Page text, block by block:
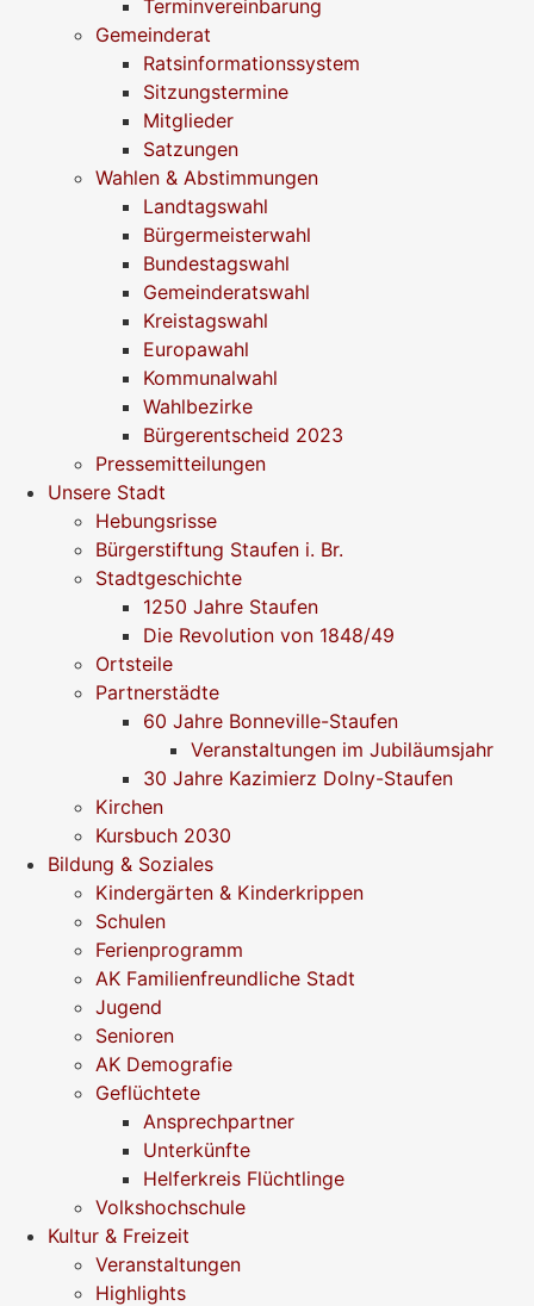
Terminvereinbarung
Gemeinderat
Ratsinformationssystem
Sitzungstermine
Mitglieder
Satzungen
Wahlen & Abstimmungen
Landtagswahl
Bürgermeisterwahl
Bundestagswahl
Gemeinderatswahl
Kreistagswahl
Europawahl
Kommunalwahl
Wahlbezirke
Bürgerentscheid 2023
Pressemitteilungen
Unsere Stadt
Hebungsrisse
Bürgerstiftung Staufen i. Br.
Stadtgeschichte
1250 Jahre Staufen
Die Revolution von 1848/49
Ortsteile
Partnerstädte
60 Jahre Bonneville-Staufen
Veranstaltungen im Jubiläumsjahr
30 Jahre Kazimierz Dolny-Staufen
Kirchen
Kursbuch 2030
Bildung & Soziales
Kindergärten & Kinderkrippen
Schulen
Ferienprogramm
AK Familienfreundliche Stadt
Jugend
Senioren
AK Demografie
Geflüchtete
Ansprechpartner
Unterkünfte
Helferkreis Flüchtlinge
Volkshochschule
Kultur & Freizeit
Veranstaltungen
Highlights